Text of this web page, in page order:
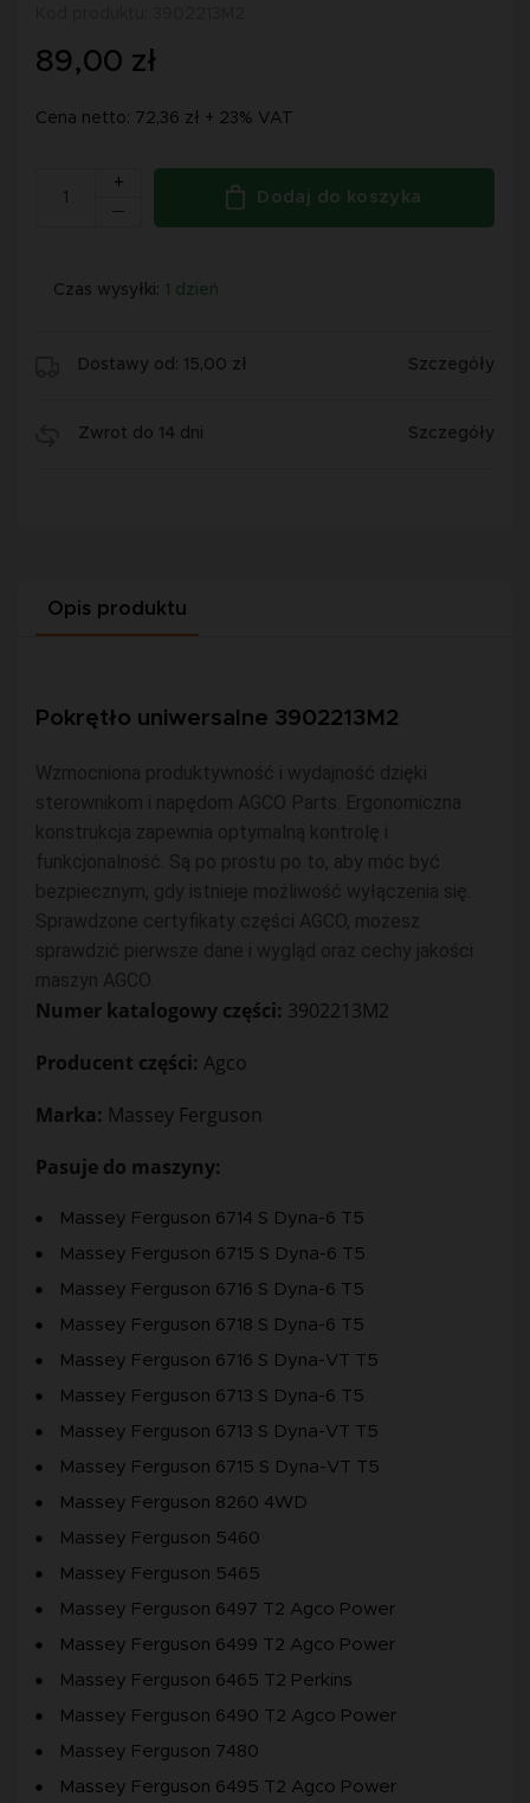
89,00 zł
Cena netto: 72,36 zł + 23% VAT
+
Dodaj do koszyka
Czas wysyłki: 1 dzień
Dostawy od: 15,00 zł Szczegóły
Zwrot do 14 dni Szczegóły
Opis produktu
Pokrętło uniwersalne 3902213M2
Wzmocniona produktywność i wydajność dzięki
sterownikom i napędom AGCO Parts. Ergonomiczna
konstrukcja zapewnia optymalną kontrolę i
funkcjonalność. Są po prostu po to, aby móc być
bezpiecznym, gdy istnieje możliwość wyłączenia się.
Sprawdzone certyfikaty części AGCO, możesz
sprawdzić pierwsze dane i wygląd oraz cechy jakości
maszyn AGCO.
Numer katalogowy części: 3902213M2
Producent części: Agco
Marka: Massey Ferguson
Pasuje do maszyny:
Massey Ferguson 6714 S Dyna-6 T5
Massey Ferguson 6715 S Dyna-6 T5
Massey Ferguson 6716 S Dyna-6 T5
Massey Ferguson 6718 S Dyna-6 T5
Massey Ferguson 6716 S Dyna-VT T5
Massey Ferguson 6713 S Dyna-6 T5
Massey Ferguson 6713 S Dyna-VT T5
Massey Ferguson 6715 S Dyna-VT T5
Massey Ferguson 8260 4WD
Massey Ferguson 5460
Massey Ferguson 5465
Massey Ferguson 6497 T2 Agco Power
Massey Ferguson 6499 T2 Agco Power
Massey Ferguson 6465 T2 Perkins
Massey Ferguson 6490 T2 Agco Power
Massey Ferguson 7480
Massey Ferguson 6495 T2 Agco Power